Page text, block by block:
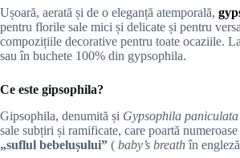
Ușoară, aerată și de o eleganță atemporală,
pentru florile sale mici și delicate și pentru
compozițiile decorative pentru toate ocaziile. La
sau în buchete 100% din gypsophila.
Ce este gipsophila?
Gipsophila, denumită și Gypsophila paniculata
sale subțiri și ramificate, care poartă
„suflul bebelușului” ( baby’s breathîn